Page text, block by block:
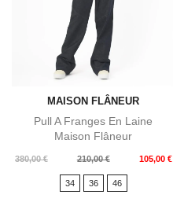
MAISON FLÂNEUR
Pull A Franges En Laine
Maison Flâneur
380,00 €
Prix
210,00 € 105,00 €
Prix
34 36 46